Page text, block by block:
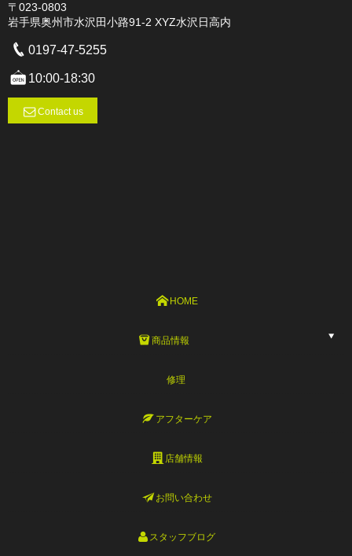
〒023-0803
岩手県奥州市水沢田小路91-2 XYZ水沢日高内
0197-47-5255
10:00-18:30
Contact us
HOME
商品情報
修理
アフターケア
店舗情報
お問い合わせ
スタッフブログ